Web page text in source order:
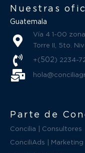
Nuestras
Guatemala
Vía 4 1-00
Torre II, 5to.
+( 502 ) 2234-
Parte de
Concilia | Consultores
ConciliAds | Marketing